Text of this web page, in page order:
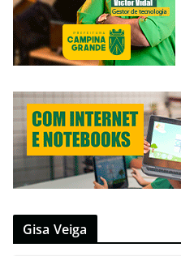
Gisa Veiga